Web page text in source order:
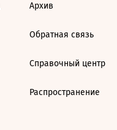
Архив
Обратная связь
Справочный центр
Распространение